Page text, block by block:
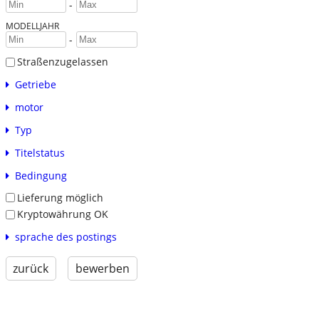
-
MODELLJAHR
-
Straßenzugelassen
Getriebe
motor
Typ
Titelstatus
Bedingung
Lieferung möglich
Kryptowährung OK
sprache des postings
zurück bewerben